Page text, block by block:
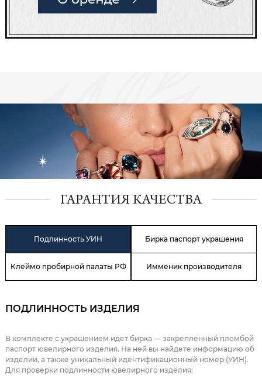
ГАРАНТИЯ КАЧЕСТВА
Подлинность УИН Бирка паспорт украшения
Клеймо пробирной палаты РФ Имменик производителя
ПОДЛИННОСТЬ ИЗДЕЛИЯ
В комплекте с украшением идет бирка — закрепленный пломбой
паспорт ювелирного изделия. На ней вы найдете информацию об
изделии, а также уникальный идентификационный номер (УИН).
Для проверки подлинности ювелирного изделия: